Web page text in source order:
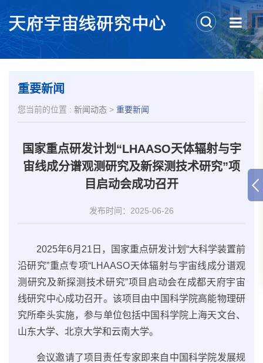
重要新闻
您当前的位置 : 新闻动态 > 重要新闻
国家重点研发计划“LHAASO天体辐射与宇
宙线成分谱观测研究及新探测技术研究”项
目启动会成功召开
发布时间：2025-06-26
2025年6月21日，国家重点研发计划“大科学装置前
沿研究”重点专项“LHAASO天体辐射与宇宙线成分谱观
测研究及新探测技术研究”项目启动会在成都天府宇宙
线研究中心成功召开。该项目由中国科学院高能物理研
究所牵头实施，参与单位包括中国科学院上海天文台、
山东大学、北京大学和云南大学。
会议邀请了项目责任专家即来自中国科学院发展规